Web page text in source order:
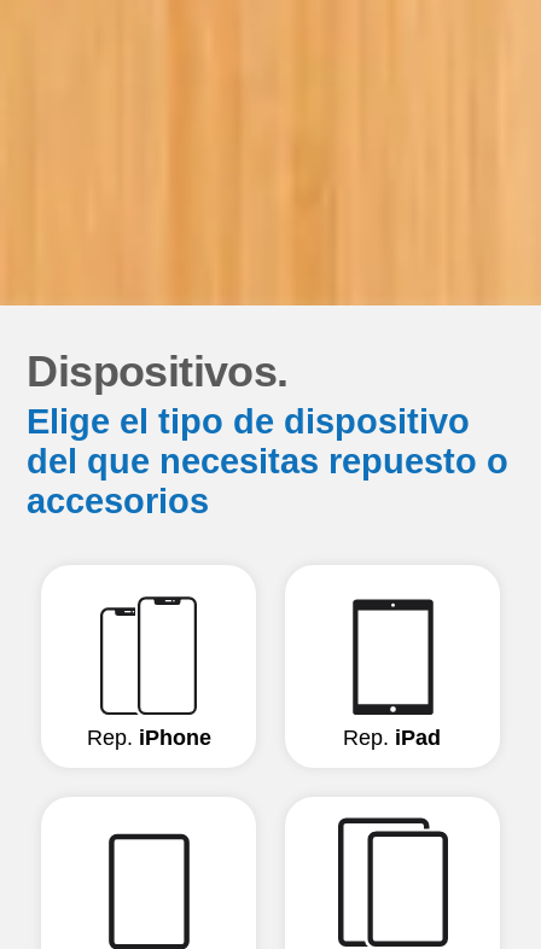
Dispositivos.
Elige el tipo de dispositivo
del que necesitas repuesto o
accesorios
Rep. iPhone Rep. iPad